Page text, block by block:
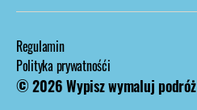
Regulamin
Polityka prywatnośći
© 2026Wypisz wymaluj podróż